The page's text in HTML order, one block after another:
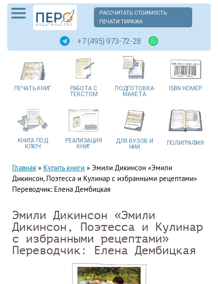
РАССЧИТАТЬ СТОИМОСТЬ
ПЕЧАТИ ТИРАЖА
+7 (495) 973-72-28
ПЕЧАТЬ КНИГ РАБОТА С
ТЕКСТОМ
ПОДГОТОВКА
МАКЕТА
ISBN НОМЕР
КНИГА ПОД
КЛЮЧ
РЕАЛИЗАЦИЯ
КНИГ
ДЛЯ ВУЗОВ И
НИИ
ПОЛИГРАФИЯ
Главная » Купить книги » Эмили Дикинсон «Эмили
Дикинсон, Поэтесса и Кулинар с избранными рецептами»
Переводчик: Елена Дембицкая
Эмили Дикинсон «Эмили
Дикинсон, Поэтесса и Кулинар
с избранными рецептами»
Переводчик: Елена Дембицкая